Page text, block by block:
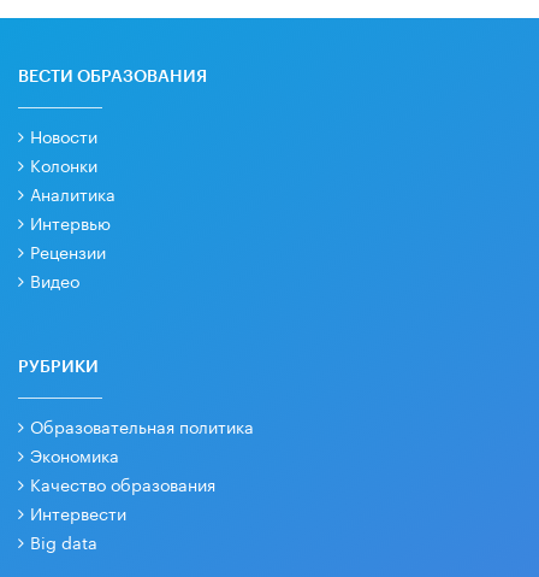
ВЕСТИ ОБРАЗОВАНИЯ
Новости
Колонки
Аналитика
Интервью
Рецензии
Видео
РУБРИКИ
Образовательная политика
Экономика
Качество образования
Интервести
Big data